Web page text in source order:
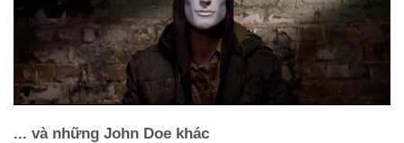
... và những John Doe khác